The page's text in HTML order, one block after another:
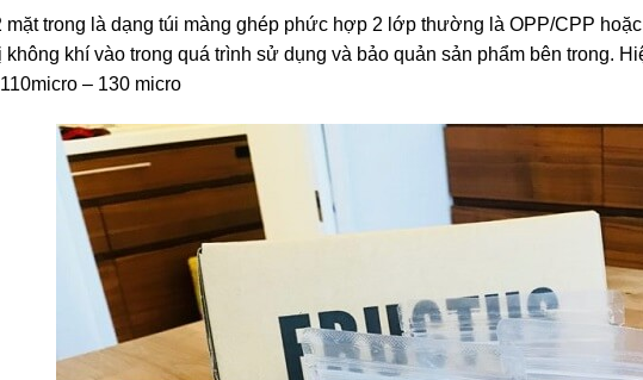
mặt trong là dạng túi màng ghép phức hợp 2 lớp thường là OPP/CPP
không khí vào trong quá trình sử dụng và bảo quản sản phẩm bên trong.
– 130 micro